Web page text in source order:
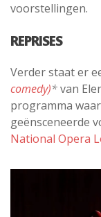
voorstellingen.
REPRISES
Verder staat er
comedy)*van
programma
geënsceneerde
National Opera